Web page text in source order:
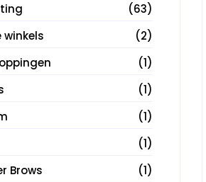
(63)
winkels
(2)
(1)
(1)
(1)
(1)
Brows
(1)